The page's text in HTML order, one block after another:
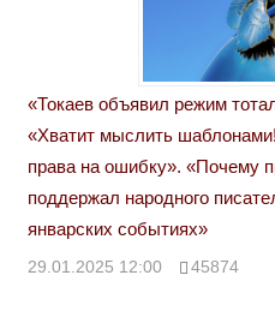
«Токаев объявил режим
«Хватит мыслить
права на ошибку». «Почему
поддержал народного
январских событиях»
29.01.2025 12:00 45874